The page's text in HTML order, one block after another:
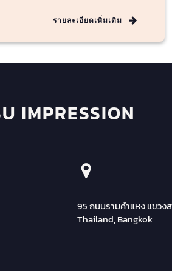
รายละเอียดเพิ่มเติม
IMPRESSION
95 ถนนรามคำแหง แขวง
Thailand, Bangkok